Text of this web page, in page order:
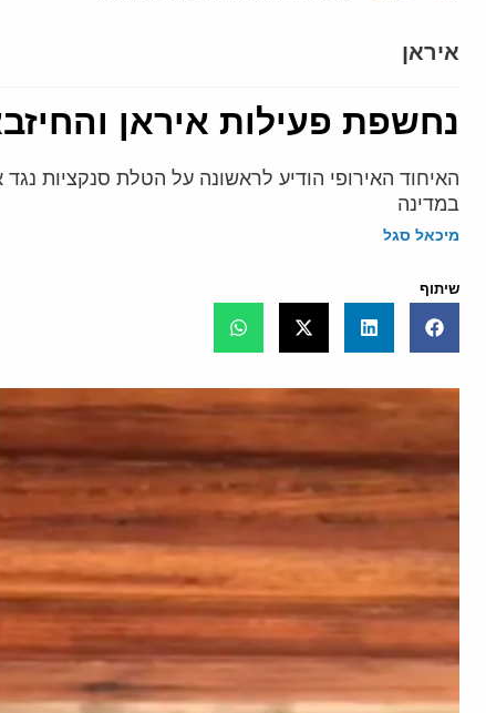
איראן
נחשפת פעילות איראן
האיחוד האירופי הודיע לראשונה על הטלת סנקציות נגד
במדינה
מיכאל סגל
שיתוף